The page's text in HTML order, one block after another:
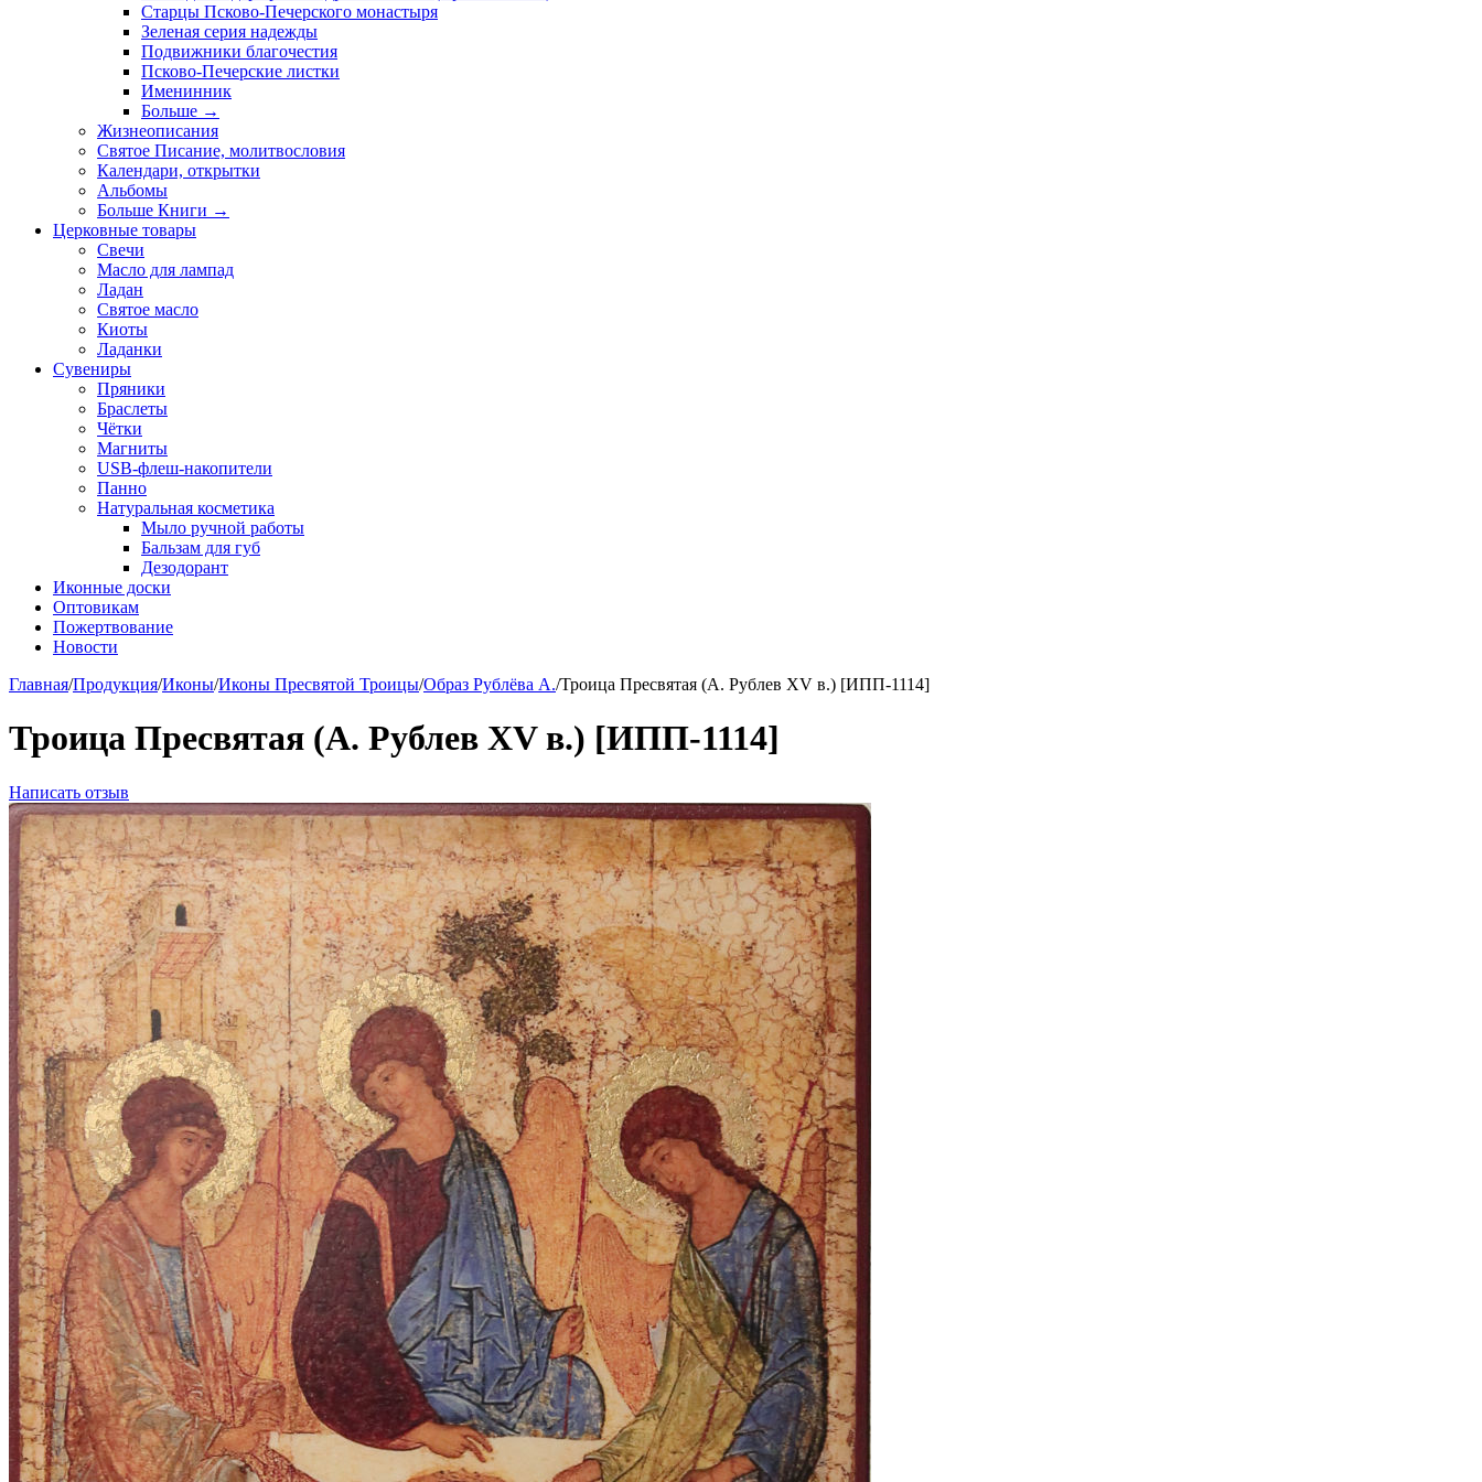
Старцы Псково-Печерского монастыря
Зеленая серия надежды
Подвижники благочестия
Псково-Печерские листки
Именинник
Больше →
Жизнеописания
Святое Писание, молитвословия
Календари, открытки
Альбомы
Больше Книги →
Церковные товары
Свечи
Масло для лампад
Ладан
Святое масло
Киоты
Ладанки
Сувениры
Пряники
Браслеты
Чётки
Магниты
USB-флеш-накопители
Панно
Натуральная косметика
Мыло ручной работы
Бальзам для губ
Дезодорант
Иконные доски
Оптовикам
Пожертвование
Новости
Главная/Продукция/Иконы/Иконы Пресвятой Троицы/Образ Рублёва А./Троица Пресвятая (А. Рублев XV в.) [ИПП-1114]
Троица Пресвятая (А. Рублев XV в.) [ИПП-1114]
Написать отзыв